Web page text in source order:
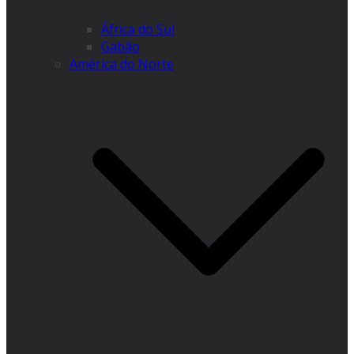
África do Sul
Gabão
América do Norte